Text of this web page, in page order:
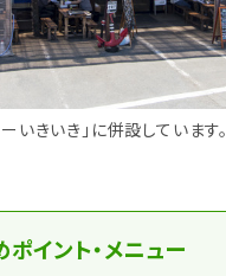
いきいき」に併設しています。
ポイント・メニュー